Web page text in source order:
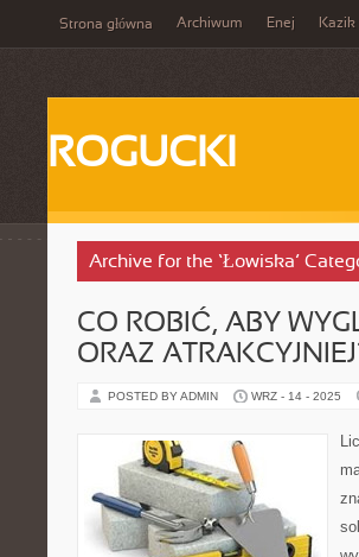
Strona główna Archiwum Enej Kazik
ROGUCKI
Archive for the ‘Łowiska’
CO ROBIĆ, ABY
ORAZ
POSTED BY ADMIN WRZ - 14 - 2025